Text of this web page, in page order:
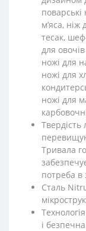
поварські
м’яса,
тесак,
для
ножі для
ножі для
ножі для
Твердість
Тривала
потреба в
Сталь
і